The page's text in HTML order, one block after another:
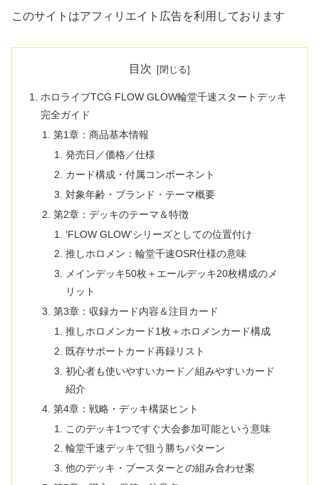
このサイトはアフィリエイト広告を利用しております
目次
ホロライブTCG FLOW GLOW輪堂千速スタートデッキ
完全ガイド
第1章：商品基本情報
発売日／価格／仕様
カード構成・付属コンポーネント
対象年齢・ブランド・テーマ概要
第2章：デッキのテーマ＆特徴
‘FLOW GLOW’シリーズとしての位置付け
推しホロメン：輪堂千速OSR仕様の意味
メインデッキ50枚＋エールデッキ20枚構成のメ
リット
第3章：収録カード内容＆注目カード
推しホロメンカード1枚＋ホロメンカード構成
既存サポートカード再録リスト
初心者も使いやすいカード／組みやすいカード
紹介
第4章：戦略・デッキ構築ヒント
このデッキ1つですぐ大会参加可能という意味
輪堂千速デッキで狙う勝ちパターン
他のデッキ・ブースターとの組み合わせ案